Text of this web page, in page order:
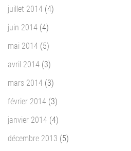
juillet 2014 (4)
juin 2014 (4)
mai 2014 (5)
avril 2014 (3)
mars 2014 (3)
février 2014 (3)
janvier 2014 (4)
décembre 2013 (5)